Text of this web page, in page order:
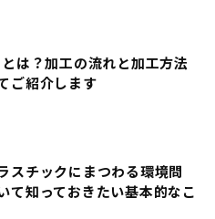
は？加工の流れと加工方法
ご紹介します
スチックにまつわる環境問
て知っておきたい基本的なこ